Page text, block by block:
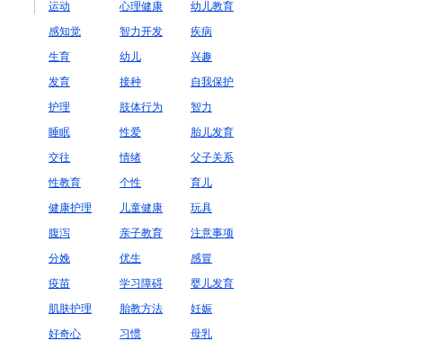
运动
心理健康
幼儿教育
感知觉
智力开发
疾病
生育
幼儿
兴趣
发育
接种
自我保护
护理
肢体行为
智力
睡眠
性爱
胎儿发育
交往
情绪
父子关系
性教育
个性
育儿
健康护理
儿童健康
玩具
腹泻
亲子教育
注意事项
分娩
优生
感冒
疫苗
学习障碍
婴儿发育
肌肤护理
胎教方法
妊娠
好奇心
习惯 母乳